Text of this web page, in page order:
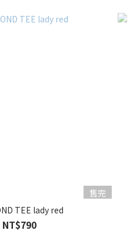
售完
TEE lady red
NT$790